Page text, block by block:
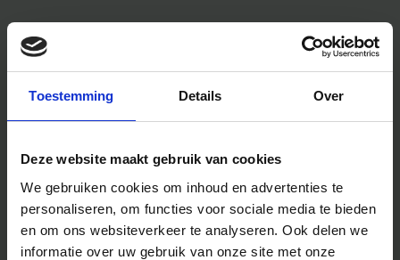
Toestemming Details Over
Deze website maakt gebruik van cookies
We gebruiken cookies om inhoud en advertenties te
personaliseren, om functies voor sociale media te bieden
en om ons websiteverkeer te analyseren. Ook delen we
informatie over uw gebruik van onze site met onze